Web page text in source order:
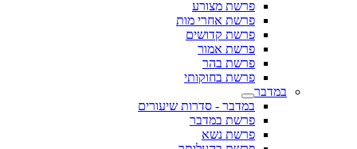
פרשת מצורע
פרשת אחרי מות
פרשת קדושים
פרשת אמור
פרשת בהר
פרשת בחוקותי
במדבר
במדבר - סדרות שיעורים
פרשת במדבר
פרשת נשא